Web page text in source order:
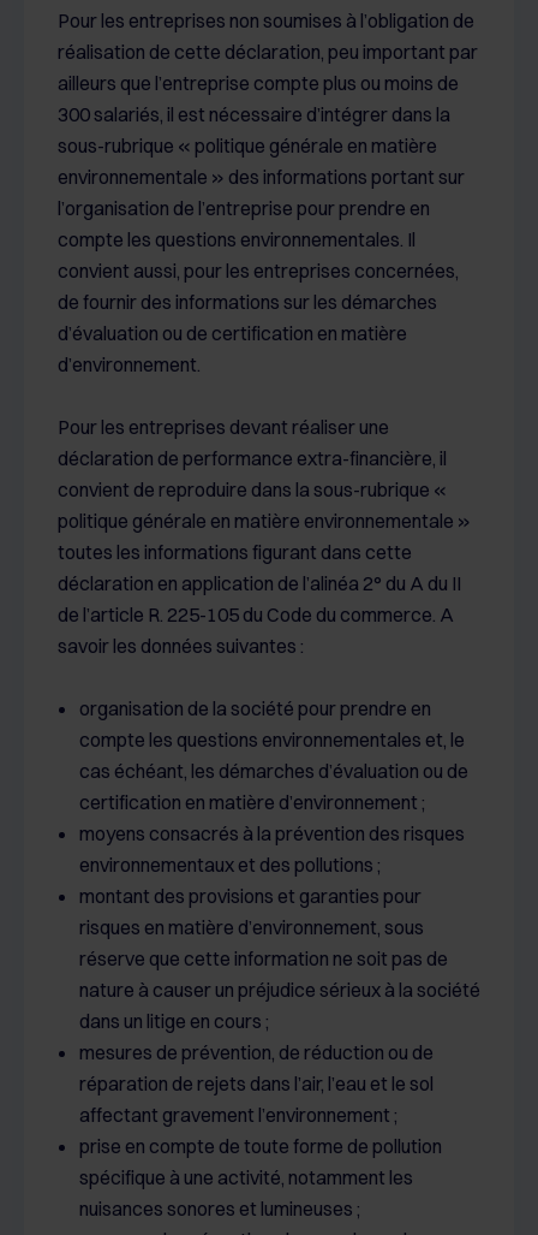
Pour les entreprises non soumises à l’obligation de
réalisation de cette déclaration, peu important par
ailleurs que l’entreprise compte plus ou moins de
300 salariés, il est nécessaire d’intégrer dans la
sous-rubrique « politique générale en matière
environnementale » des informations portant sur
l’organisation de l’entreprise pour prendre en
compte les questions environnementales. Il
convient aussi, pour les entreprises concernées,
de fournir des informations sur les démarches
d’évaluation ou de certification en matière
d’environnement.
Pour les entreprises devant réaliser une
déclaration de performance extra-financière, il
convient de reproduire dans la sous-rubrique «
politique générale en matière environnementale »
toutes les informations figurant dans cette
déclaration en application de l’alinéa 2° du A du II
de l’article R. 225-105 du Code du commerce. A
savoir les données suivantes :
organisation de la société pour prendre en
compte les questions environnementales et, le
cas échéant, les démarches d’évaluation ou de
certification en matière d’environnement ;
moyens consacrés à la prévention des risques
environnementaux et des pollutions ;
montant des provisions et garanties pour
risques en matière d’environnement, sous
réserve que cette information ne soit pas de
nature à causer un préjudice sérieux à la société
dans un litige en cours ;
mesures de prévention, de réduction ou de
réparation de rejets dans l’air, l’eau et le sol
affectant gravement l’environnement ;
prise en compte de toute forme de pollution
spécifique à une activité, notamment les
nuisances sonores et lumineuses ;